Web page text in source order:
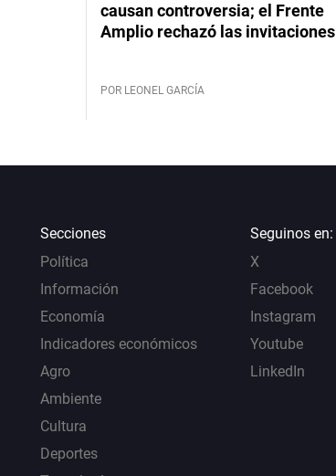
causan controversia; el Frente
Amplio rechazó las invitaciones
POR LEONEL GARCÍA
Secciones
Política
Información
Economía
Indicadores económicos
Agro
Ambiente
Cultura
Deportes
Seguinos en:
X
Facebook
Instagram
Youtube
LinkedIn